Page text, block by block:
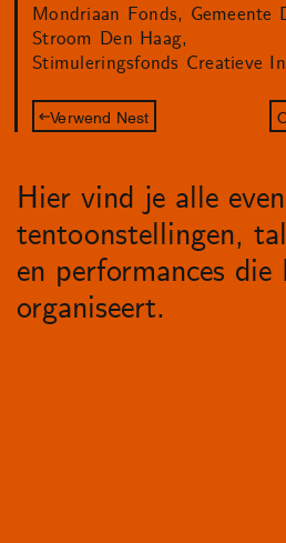
Mondriaan Fonds
Gemeente
Stroom Den Haag
Stimuleringsfonds Creatieve
Verwend Nest
Hier vind je alle
tentoonstellingen,
en performances die
organiseert.